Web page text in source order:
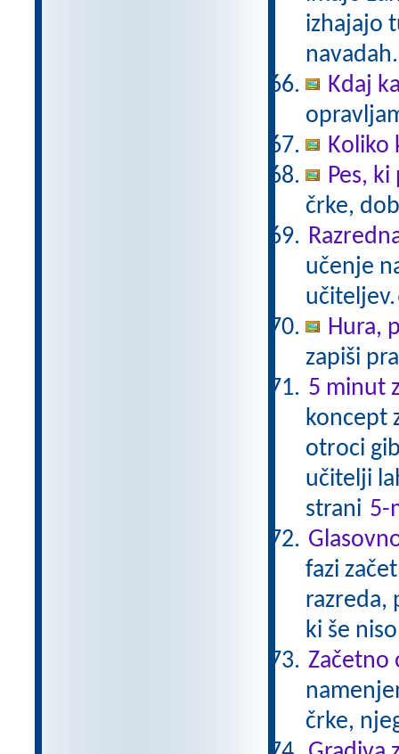
izhajajo
Kdaj
Koliko
Pes,
črke,
učenje
učiteljev.
Hura,
zapiši
5 minut
koncept
otroci
učitelji
strani 5-
fazi
razreda,
ki še
Začetno
črke,